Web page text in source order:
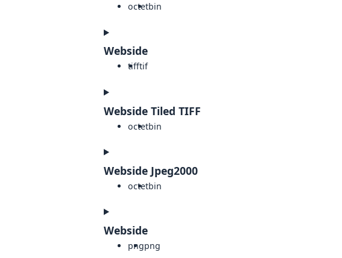
octetbin
Webside
tifftif
Webside Tiled TIFF
octetbin
Webside Jpeg2000
octetbin
Webside
pngpng